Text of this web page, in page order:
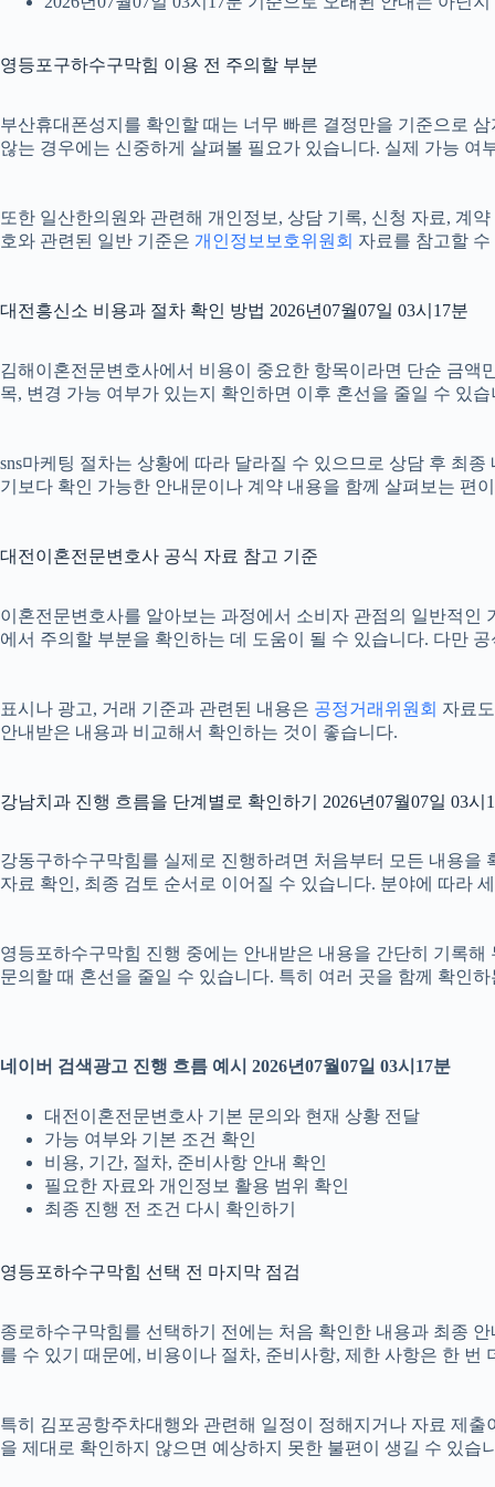
영등포구하수구막힘 이용 전 주의할 부분
부산휴대폰성지를 확인할 때는 너무 빠른 결정만을 기준으로
않는 경우에는 신중하게 살펴볼 필요가 있습니다. 실제 가능
또한 일산한의원와 관련해 개인정보, 상담 기록, 신청 자료, 계
호와 관련된 일반 기준은 개인정보보호위원회 자료를 참고할
대전흥신소 비용과 절차 확인 방법 2026년07월07일 03시17분
김해이혼전문변호사에서 비용이 중요한 항목이라면 단순 금액
목, 변경 가능 여부가 있는지 확인하면 이후 혼선을 줄일 수 있
sns마케팅 절차는 상황에 따라 달라질 수 있으므로 상담 후 최
기보다 확인 가능한 안내문이나 계약 내용을 함께 살펴보는 편
대전이혼전문변호사 공식 자료 참고 기준
이혼전문변호사를 알아보는 과정에서 소비자 관점의 일반적인
에서 주의할 부분을 확인하는 데 도움이 될 수 있습니다. 다만
표시나 광고, 거래 기준과 관련된 내용은 공정거래위원회 자료
안내받은 내용과 비교해서 확인하는 것이 좋습니다.
강남치과 진행 흐름을 단계별로 확인하기 2026년07월07일 03시
강동구하수구막힘를 실제로 진행하려면 처음부터 모든 내용을
자료 확인, 최종 검토 순서로 이어질 수 있습니다. 분야에 따라
영등포하수구막힘 진행 중에는 안내받은 내용을 간단히 기록
문의할 때 혼선을 줄일 수 있습니다. 특히 여러 곳을 함께 확인
네이버 검색광고 진행 흐름 예시 2026년07월07일 03시17분
대전이혼전문변호사 기본 문의와 현재 상황 전달
가능 여부와 기본 조건 확인
비용, 기간, 절차, 준비사항 안내 확인
필요한 자료와 개인정보 활용 범위 확인
최종 진행 전 조건 다시 확인하기
영등포하수구막힘 선택 전 마지막 점검
종로하수구막힘를 선택하기 전에는 처음 확인한 내용과 최종
를 수 있기 때문에, 비용이나 절차, 준비사항, 제한 사항은 한 번
특히 김포공항주차대행와 관련해 일정이 정해지거나 자료 제
을 제대로 확인하지 않으면 예상하지 못한 불편이 생길 수 있